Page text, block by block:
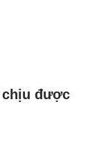
chịu được